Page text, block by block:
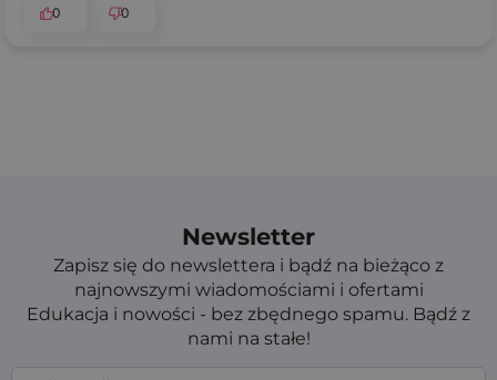
0
0
Newsletter
Zapisz się do newslettera i bądź na bieżąco z
najnowszymi wiadomościami i ofertami
Edukacja i nowości - bez zbędnego spamu. Bądź z
nami na stałe!